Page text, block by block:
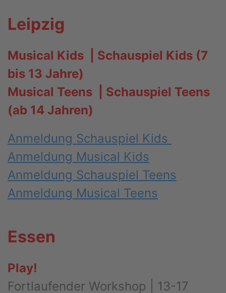
Leipzig
Musical Kids | Schauspiel Kids (7
bis 13 Jahre)
Musical Teens | Schauspiel Teens
(ab 14 Jahren)
Anmeldung Schauspiel Kids
Anmeldung Musical Kids
Anmeldung Schauspiel Teens
Anmeldung Musical Teens
Essen
Play!
Fortlaufender Workshop | 13-17